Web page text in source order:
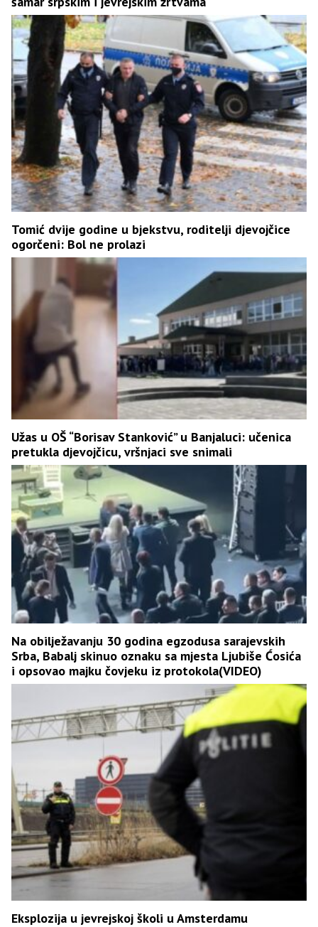
Tomić dvije godine u bjekstvu, roditelji djevojčice
ogorčeni: Bol ne prolazi
Užas u OŠ “Borisav Stanković” u Banjaluci: učenica
pretukla djevojčicu, vršnjaci sve snimali
Na obilježavanju 30 godina egzodusa sarajevskih
Srba, Babalj skinuo oznaku sa mjesta Ljubiše Ćosića
i opsovao majku čovjeku iz protokola(VIDEO)
Eksplozija u jevrejskoj školi u Amsterdamu